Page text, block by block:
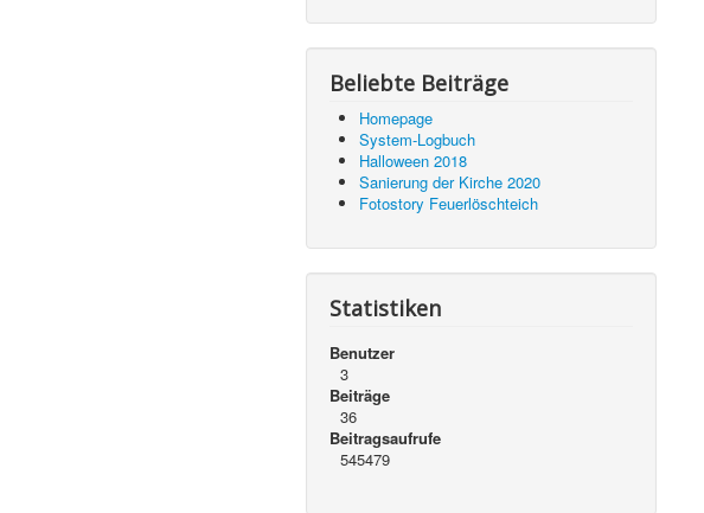
Beliebte Beiträge
Homepage
System-Logbuch
Halloween 2018
Sanierung der Kirche 2020
Fotostory Feuerlöschteich
Statistiken
Benutzer
3
Beiträge
36
Beitragsaufrufe
545479